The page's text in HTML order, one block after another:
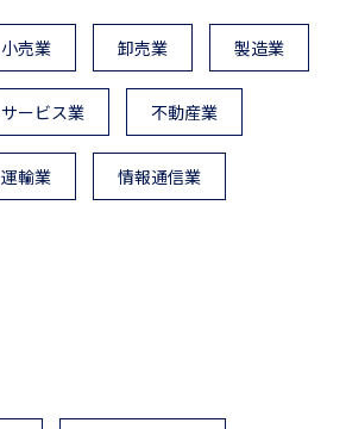
小売業 卸売業 製造業
サービス業 不動産業
運輸業 情報通信業